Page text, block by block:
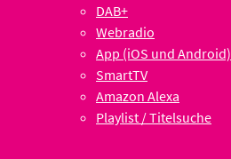
DAB+
Webradio
App (iOS und Android)
SmartTV
Amazon Alexa
Playlist / Titelsuche